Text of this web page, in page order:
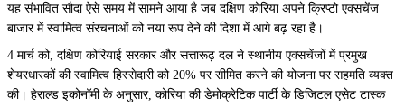
यह संभावित सौदा ऐसे समय में सामने आया है जब दक्षिण कोरिया अपने क्रिप्टो एक्सचेंज
बाजार में स्वामित्व संरचनाओं को नया रूप देने की दिशा में आगे बढ़ रहा है।
4 मार्च को, दक्षिण कोरियाई सरकार और सत्तारूढ़ दल ने स्थानीय एक्सचेंजों में प्रमुख
शेयरधारकों की स्वामित्व हिस्सेदारी को 20% पर सीमित करने की योजना पर सहमति व्यक्त
की। हेराल्ड इकोनॉमी के अनुसार, कोरिया की डेमोक्रेटिक पार्टी के डिजिटल एसेट टास्क